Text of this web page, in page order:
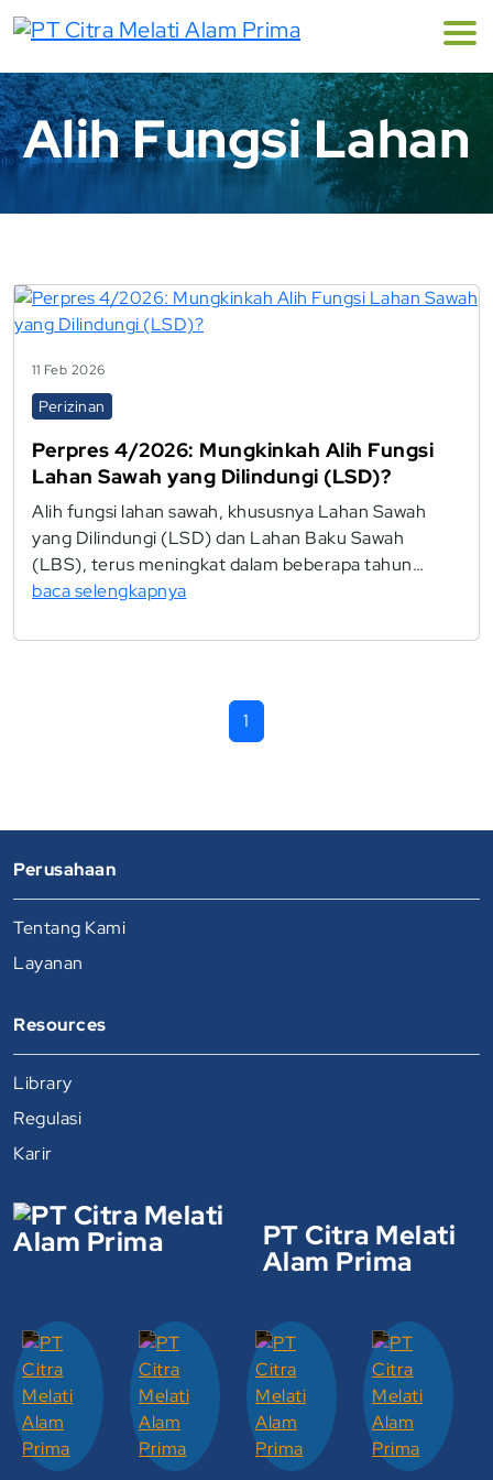
Alih Fungsi Lahan
11 Feb 2026
Perizinan
Perpres 4/2026: Mungkinkah Alih Fungsi
Lahan Sawah yang Dilindungi (LSD)?
Alih fungsi lahan sawah, khususnya Lahan Sawah
yang Dilindungi (LSD) dan Lahan Baku Sawah
(LBS), terus meningkat dalam beberapa tahun…
baca selengkapnya
1
PT Citra Melati
Alam Prima
Perusahaan
Tentang Kami
Layanan
Resources
Library
Regulasi
Karir